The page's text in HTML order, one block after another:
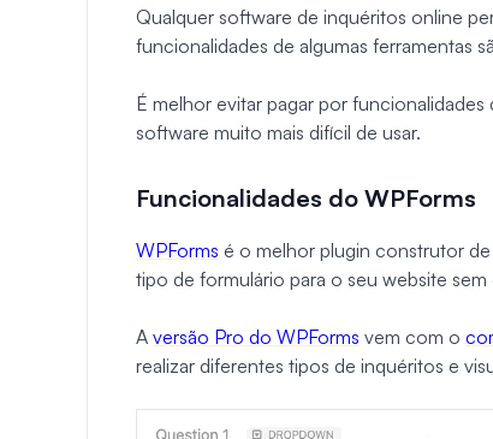
Qualquer software de inquéritos online
funcionalidades de algumas ferramentas
É melhor evitar pagar por
software muito mais difícil de usar.
Funcionalidades do WPForms
WPForms é o melhor plugin construtor
tipo de formulário para o seu website
A versão Pro do WPForms vem com o
realizar diferentes tipos de inquéritos e